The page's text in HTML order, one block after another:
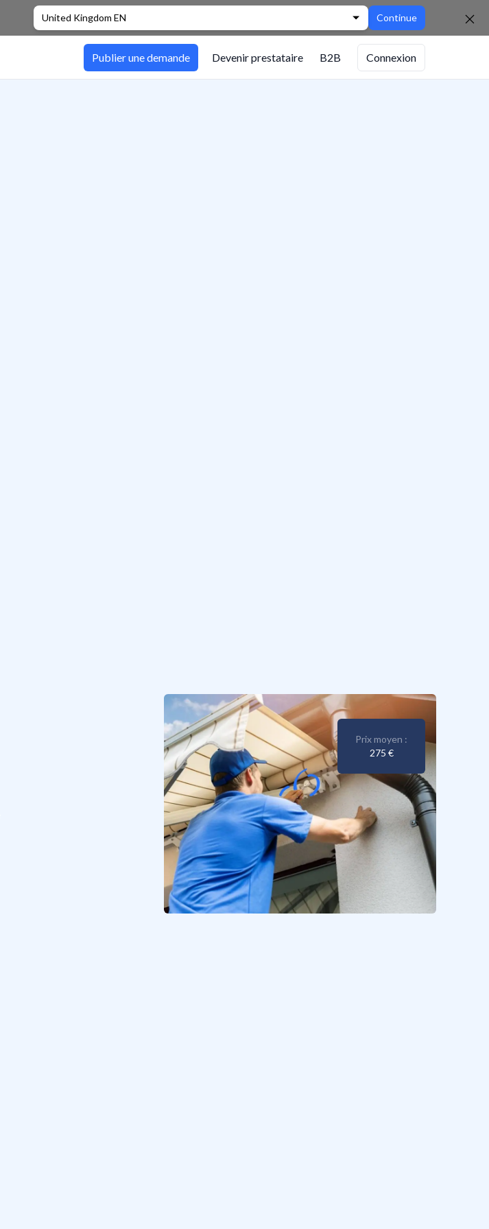
United Kingdom EN Continue
Publier une demande Devenir prestataire B2B Connexion
Prix moyen :
275 €